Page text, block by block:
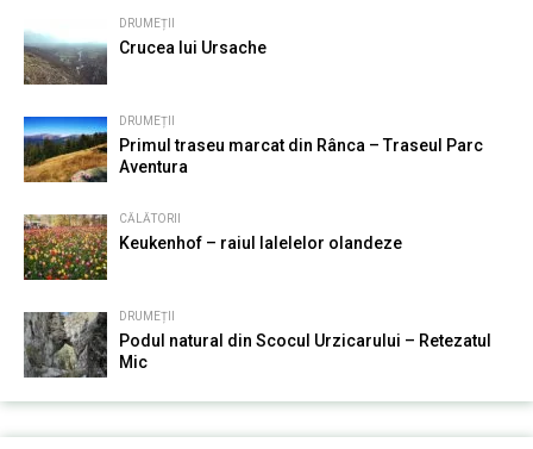
DRUMEȚII
Crucea lui Ursache
DRUMEȚII
Primul traseu marcat din Rânca – Traseul Parc
Aventura
CĂLĂTORII
Keukenhof – raiul lalelelor olandeze
DRUMEȚII
Podul natural din Scocul Urzicarului – Retezatul
Mic